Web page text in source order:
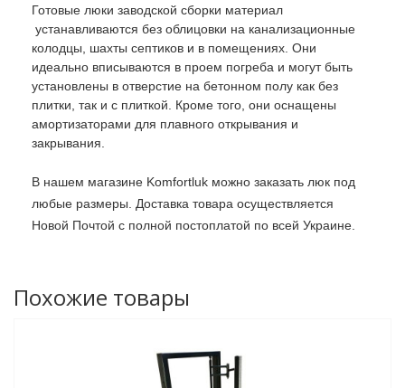
Готовые люки заводской сборки материал
устанавливаются без облицовки на канализационные
колодцы, шахты септиков и в помещениях. Они
идеально вписываются в проем погреба и могут быть
установлены в отверстие на бетонном полу как без
плитки, так и с плиткой. Кроме того, они оснащены
амортизаторами для плавного открывания и
закрывания.
В нашем магазине Komfortluk можно заказать люк под
любые размеры. Доставка товара осуществляется
Новой Почтой с полной постоплатой по всей Украине.
Похожие товары